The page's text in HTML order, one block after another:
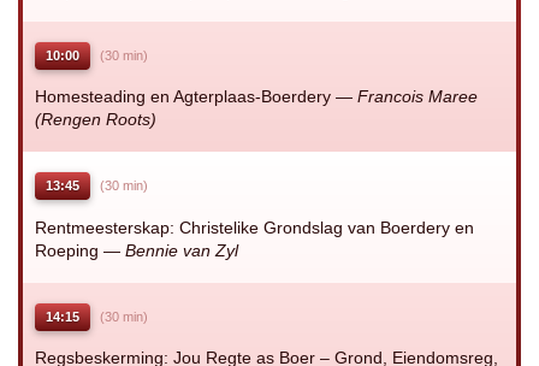
10:00 (30 min)
Homesteading en Agterplaas-Boerdery — Francois Maree
(Rengen Roots)
13:45 (30 min)
Rentmeesterskap: Christelike Grondslag van Boerdery en
Roeping — Bennie van Zyl
14:15 (30 min)
Regsbeskerming: Jou Regte as Boer – Grond, Eiendomsreg,